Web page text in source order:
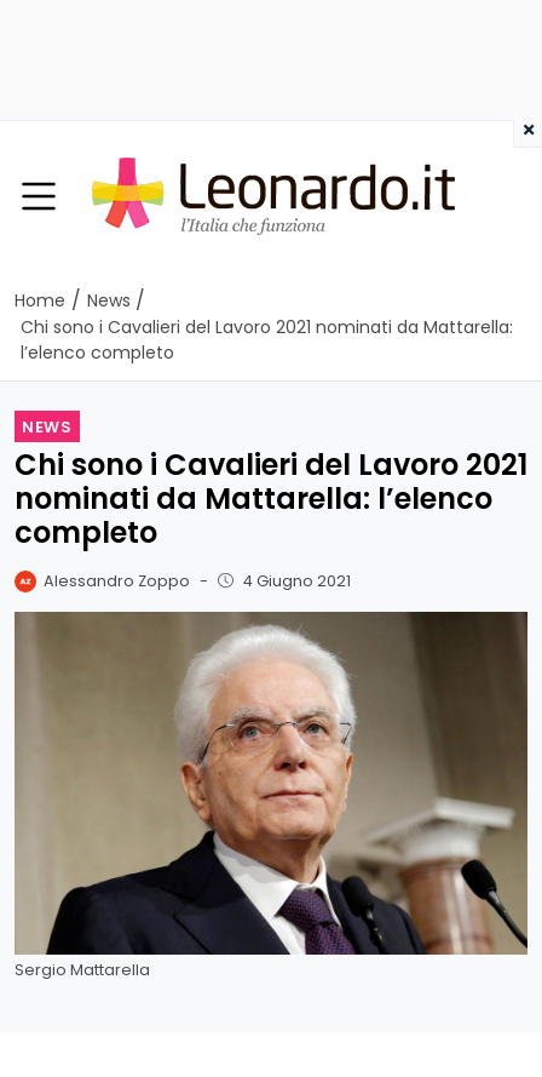
Home / News /
Chi sono i Cavalieri del Lavoro 2021 nominati da Mattarella:
l’elenco completo
NEWS
Chi sono i Cavalieri del Lavoro 2021
nominati da Mattarella: l’elenco
completo
Alessandro Zoppo - 4 Giugno 2021
Sergio Mattarella
×